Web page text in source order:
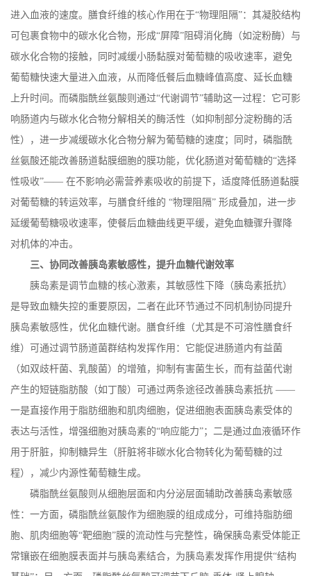
进入血液的速度。膳食纤维的核心作用在于“物理阻隔”：其凝胶结构
可包裹食物中的碳水化合物，形成“屏障”阻碍消化酶（如淀粉酶）与
碳水化合物的接触，同时减缓小肠黏膜对葡萄糖的吸收速率，避免
葡萄糖快速大量进入血液，从而降低餐后血糖峰值高度、延长血糖
上升时间。而磷脂酰丝氨酸则通过“代谢调节”辅助这一过程：它可影
响肠道内与碳水化合物分解相关的酶活性（如抑制部分淀粉酶的活
性），进一步减缓碳水化合物分解为葡萄糖的速度；同时，磷脂酰
丝氨酸还能改善肠道黏膜细胞的膜功能，优化肠道对葡萄糖的“选择
性吸收”—— 在不影响必需营养素吸收的前提下，适度降低肠道黏膜
对葡萄糖的转运效率，与膳食纤维的 “物理阻隔” 形成叠加，进一步
延缓葡萄糖吸收速率，使餐后血糖曲线更平缓，避免血糖骤升骤降
对机体的冲击。
三、协同改善胰岛素敏感性，提升血糖代谢效率
胰岛素是调节血糖的核心激素，其敏感性下降（胰岛素抵抗）
是导致血糖失控的重要原因，二者在此环节通过不同机制协同提升
胰岛素敏感性，优化血糖代谢。膳食纤维（尤其是不可溶性膳食纤
维）可通过调节肠道菌群结构发挥作用：它能促进肠道内有益菌
（如双歧杆菌、乳酸菌）的增殖，抑制有害菌生长，而有益菌代谢
产生的短链脂肪酸（如丁酸）可通过两条途径改善胰岛素抵抗 ——
一是直接作用于脂肪细胞和肌肉细胞，促进细胞表面胰岛素受体的
表达与活性，增强细胞对胰岛素的“响应能力”；二是通过血液循环作
用于肝脏，抑制糖异生（肝脏将非碳水化合物转化为葡萄糖的过
程），减少内源性葡萄糖生成。
磷脂酰丝氨酸则从细胞层面和内分泌层面辅助改善胰岛素敏感
性：一方面，磷脂酰丝氨酸作为细胞膜的组成成分，可维持脂肪细
胞、肌肉细胞等“靶细胞”膜的流动性与完整性，确保胰岛素受体能正
常镶嵌在细胞膜表面并与胰岛素结合，为胰岛素发挥作用提供“结构